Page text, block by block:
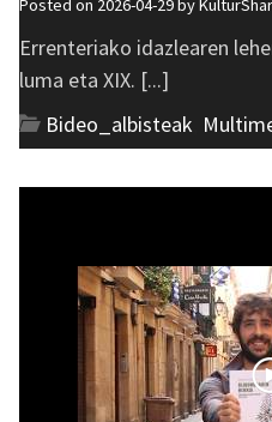
Posted on 2026-04-29 by
Errenteriako idazlearen
luma eta XIX. [...]
Bideo_albisteak